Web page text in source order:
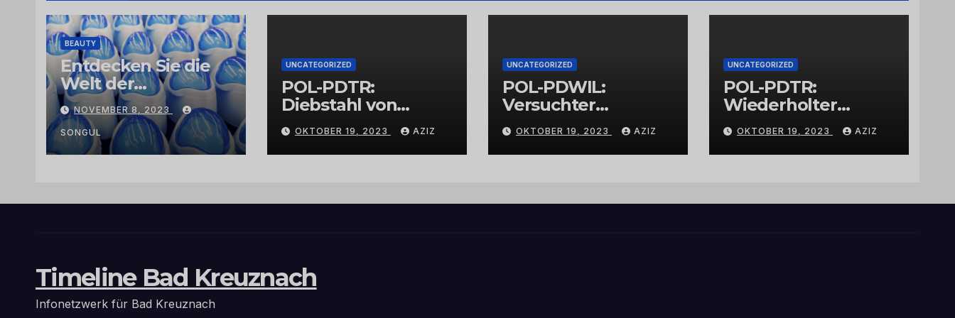
BEAUTY
Entdecken Sie die
Welt der
Exklusivität:
Arganöl,
Kaktusfeigenkernöl
und
vertrauenswürdige
NOVEMBER 8, 2023
SONGUL
UNCATEGORIZED
POL-PDTR:
Diebstahl von
Grabschmuck
OKTOBER 19, 2023 AZIZ
UNCATEGORIZED
POL-PDWIL:
Versuchter
Einbruch im
Gewerbegebiet
Wittlich
OKTOBER 19, 2023 AZIZ
UNCATEGORIZED
POL-PDTR:
Wiederholter
Aufbruch des
Automaten am
Wohnmobilstellplat
OKTOBER 19, 2023 AZIZ
Timeline Bad Kreuznach
Infonetzwerk für Bad Kreuznach